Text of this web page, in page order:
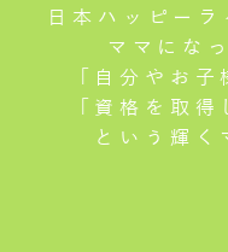
日本ハッピー
ママにな
「自分やお
「資格を取
という輝く